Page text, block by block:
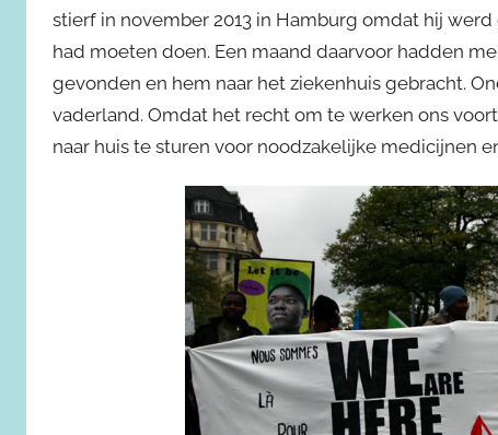
stierf in november 2013 in Hamburg omdat hij
had moeten doen. Een maand daarvoor hadden
gevonden en hem naar het ziekenhuis gebracht.
vaderland. Omdat het recht om te werken ons
naar huis te sturen voor noodzakelijke medicijnen